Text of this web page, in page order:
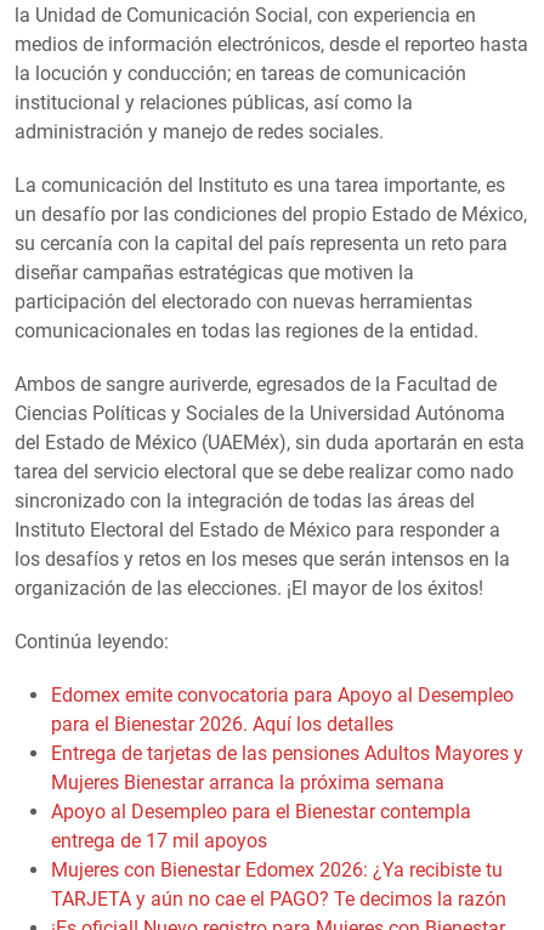
la Unidad de Comunicación Social, con experiencia en
medios de información electrónicos, desde el reporteo hasta
la locución y conducción; en tareas de comunicación
institucional y relaciones públicas, así como la
administración y manejo de redes sociales.
La comunicación del Instituto es una tarea importante, es
un desafío por las condiciones del propio Estado de México,
su cercanía con la capital del país representa un reto para
diseñar campañas estratégicas que motiven la
participación del electorado con nuevas herramientas
comunicacionales en todas las regiones de la entidad.
Ambos de sangre auriverde, egresados de la Facultad de
Ciencias Políticas y Sociales de la Universidad Autónoma
del Estado de México (UAEMéx), sin duda aportarán en esta
tarea del servicio electoral que se debe realizar como nado
sincronizado con la integración de todas las áreas del
Instituto Electoral del Estado de México para responder a
los desafíos y retos en los meses que serán intensos en la
organización de las elecciones. ¡El mayor de los éxitos!
Continúa leyendo:
Edomex emite convocatoria para Apoyo al Desempleo
para el Bienestar 2026. Aquí los detalles
Entrega de tarjetas de las pensiones Adultos Mayores y
Mujeres Bienestar arranca la próxima semana
Apoyo al Desempleo para el Bienestar contempla
entrega de 17 mil apoyos
Mujeres con Bienestar Edomex 2026: ¿Ya recibiste tu
TARJETA y aún no cae el PAGO? Te decimos la razón